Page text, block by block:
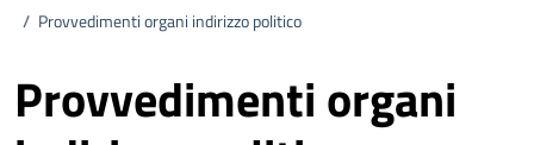
/ Provvedimenti organi indirizzo politico
Provvedimenti organi